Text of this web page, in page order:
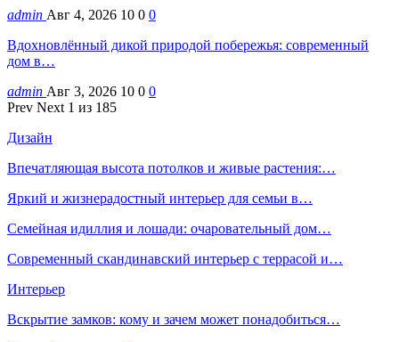
admin Авг 4, 2026 10 0 0
Вдохновлённый дикой природой побережья: современный
дом в…
admin Авг 3, 2026 10 0 0
Prev Next 1 из 185
Дизайн
Впечатляющая высота потолков и живые растения:…
Яркий и жизнерадостный интерьер для семьи в…
Семейная идиллия и лошади: очаровательный дом…
Современный скандинавский интерьер с террасой и…
Интерьер
Вскрытие замков: кому и зачем может понадобиться…